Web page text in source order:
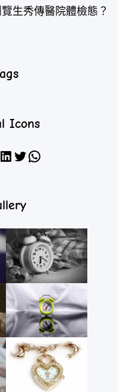
生秀傳醫院體檢態？
Icons
LinkedIn X WhatsApp